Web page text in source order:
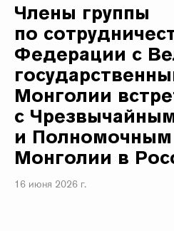
Члены группы
по
Федерации с
Монголии
с
и
Монголии в
16 июня 2026 г.